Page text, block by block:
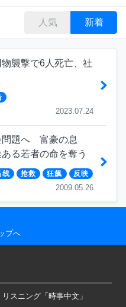
人気 新着
襲撃で6人死亡、社
2023.07.24
問題へ 富豪の息
る若者の命を奪う
线 抢救 狂飙 反映
2009.05.26
プへ
リスニング「時事中文」